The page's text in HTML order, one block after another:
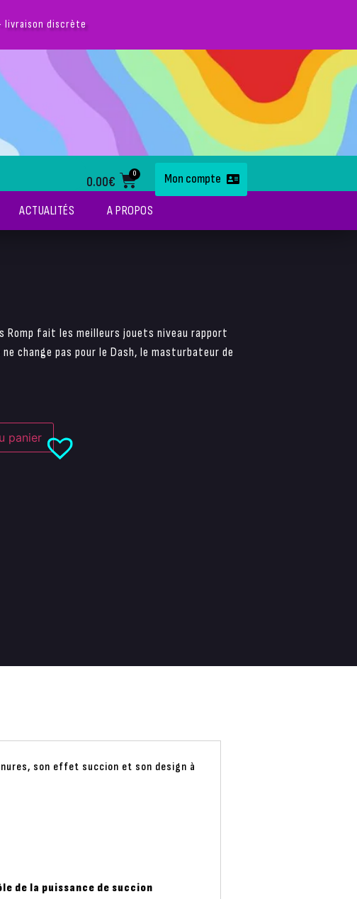
0.00€
0 Mon compte
ACTUALITÉS A PROPOS
Romp fait les meilleurs jouets niveau rapport
change pas pour le Dash, le masturbateur de
panier
son effet succion et son design à
de la puissance de succion